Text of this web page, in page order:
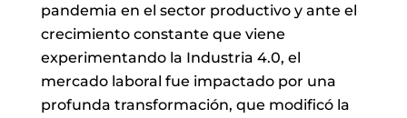
pandemia en el sector productivo y ante el
crecimiento constante que viene
experimentando la Industria 4.0, el
mercado laboral fue impactado por una
profunda transformación, que modificó la